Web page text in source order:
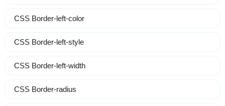
CSS Border-left-color
CSS Border-left-style
CSS Border-left-width
CSS Border-radius